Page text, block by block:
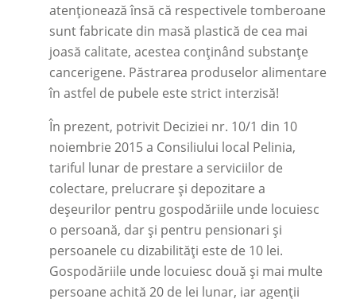
atenționează însă că respectivele tomberoane
sunt fabricate din masă plastică de cea mai
joasă calitate, acestea conținând substanțe
cancerigene. Păstrarea produselor alimentare
în astfel de pubele este strict interzisă!
În prezent, potrivit Deciziei nr. 10/1 din 10
noiembrie 2015 a Consiliului local Pelinia,
tariful lunar de prestare a serviciilor de
colectare, prelucrare și depozitare a
deșeurilor pentru gospodăriile unde locuiesc
o persoană, dar și pentru pensionari și
persoanele cu dizabilități este de 10 lei.
Gospodăriile unde locuiesc două și mai multe
persoane achită 20 de lei lunar, iar agenții